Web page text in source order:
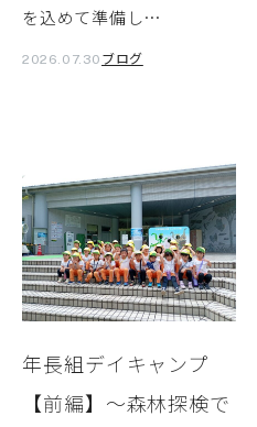
を込めて準備し…
2026.07.30 ブログ
年長組デイキャンプ
【前編】～森林探検で